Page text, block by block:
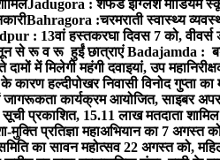
Jadugora : शेफर्ड इंग्लिश मीडियम
Bahragora :चरमराती स्वास्थ्य
: 13वां हस्तकरघा दिवस 7 को,
से रू व रू हुईं छात्राएंBadajamda :
में मिलेगी महंगी दवाइयां, उप
कारण हल्दीपोखर निवासी विनोद गुप्ता
कार्यक्रम आयोजित, साइबर
प्रकाशित, 15.11 लाख मतदाता
प्रतिज्ञा महाअभियान का 7 अगस्त
का सावन महोत्सव 22 अगस्त को,